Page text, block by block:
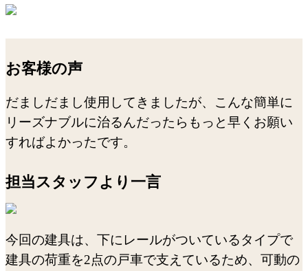
お客様の声
だましだまし使用してきましたが、こんな簡単に
リーズナブルに治るんだったらもっと早くお願い
すればよかったです。
担当スタッフより一言
今回の建具は、下にレールがついているタイプで
建具の荷重を2点の戸車で支えているため、可動の